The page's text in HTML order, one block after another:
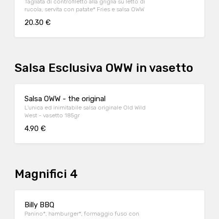
Tagliata di controfiletto alla griglia su letto di
rucola, servita con patate* Fries e salsa OWW
20.30 €
Salsa Esclusiva OWW in vasetto
Salsa OWW - the original
L'unica ed inimitabile salsa originale Old Wild
West - vasetto 185gr
4.90 €
Magnifici 4
Billy BBQ
Panino*, hamburger*, formaggio fuso con